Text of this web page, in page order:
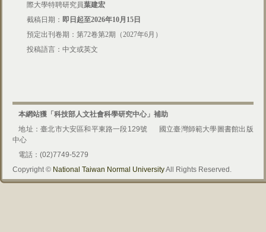
際大學特聘研究員葉建宏
截稿日期： 即日起至2026年10月15日
預定出刊卷期：第72卷第2期（2027年6月）
投稿語言：中文或英文
本網站獲「科技部人文社會科學研究中心」補助
地址：臺北市大安區和平東路一段129號
國立臺灣師範大學圖書館出版
中心
電話：(02)7749-5279
Copyright © National Taiwan Normal UniversityAll Rights Reserved.